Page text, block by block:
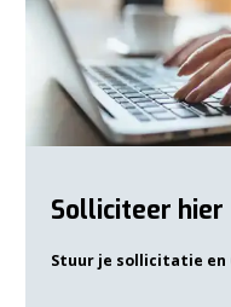
Solliciteer hier
Stuur je sollicitatie en